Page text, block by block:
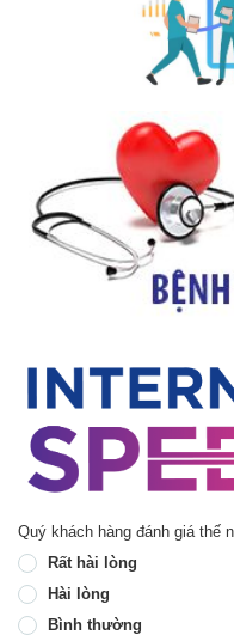
Quý khách hàng đánh giá thế
Rất hài lòng
Hài lòng
Bình thường